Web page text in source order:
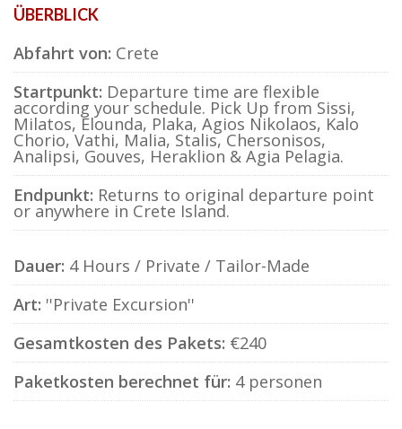
ÜBERBLICK
Abfahrt von: Crete
Startpunkt: Departure time are flexible
according your schedule. Pick Up from Sissi,
Milatos, Elounda, Plaka, Agios Nikolaos, Kalo
Chorio, Vathi, Malia, Stalis, Chersonisos,
Analipsi, Gouves, Heraklion & Agia Pelagia.
Endpunkt: Returns to original departure point
or anywhere in Crete Island.
Dauer: 4 Hours / Private / Tailor-Made
Art: ''Private Excursion''
Gesamtkosten des Pakets: €240
Paketkosten berechnet für: 4 personen